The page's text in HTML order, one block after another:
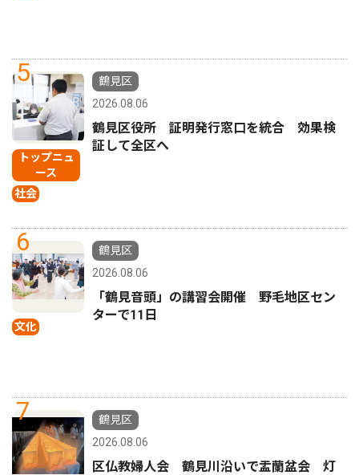
5
トップニュ
ース
社会
鶴見区
2026.08.06
鶴見区役所 証明発行窓口を統合 効果検
証して全区へ
6
文化
鶴見区
2026.08.06
「鶴見音頭」の講習会開催 野毛地区セン
ターで11日
7
鶴見区
2026.08.06
区仏教婦人会 鶴見川沿いで盂蘭盆会 灯